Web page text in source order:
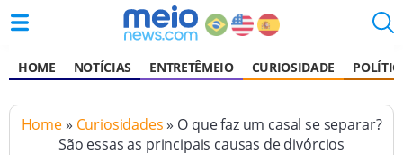
HOME NOTÍCIAS ENTRETÊMEIO CURIOSIDADE
Home» Curiosidades» O que faz um casal se separar?
São essas as principais causas de divórcios